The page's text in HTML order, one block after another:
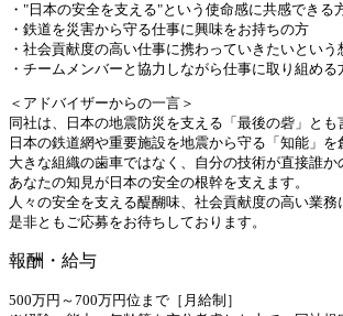
・"日本の安全を支える"という使命感に共感できる
・鉄道を災害から守る仕事に興味をお持ちの方
・社会貢献度の高い仕事に携わっていきたいとい
・チームメンバーと協力しながら仕事に取り組める
＜アドバイザーからの一言＞
同社は、日本の地震防災を支える「最後の砦」とも
日本の鉄道網や重要施設を地震から守る「知能」を
大きな組織の歯車ではなく、自分の技術が直接誰か
あなたの知見が日本の安全の根幹を支えます。
人々の安全を支える醍醐味、社会貢献度の高い業務
是非ともご応募をお待ちしております。
報酬・給与
500万円～700万円位まで［月給制］